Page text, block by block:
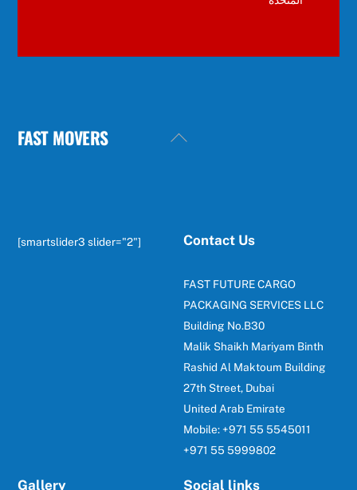
Back
FAST MOVERS
[smartslider3 slider="2"] Contact Us
FAST FUTURE CARGO
PACKAGING SERVICES LLC
Building No.B30
Malik Shaikh Mariyam Binth
Rashid Al Maktoum Building
27th Street, Dubai
United Arab Emirate
Mobile: +971 55 5545011
+971 55 5999802
Gallery Social links